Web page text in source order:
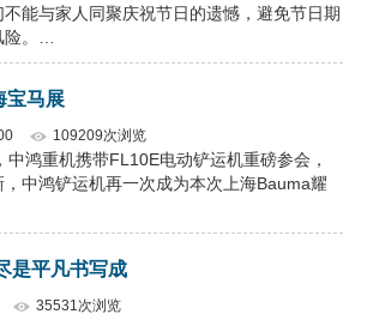
能与家人同聚庆祝节日的遗憾，避免节日期
。…
宝马展
109209次浏览
鸿重机携带FL10E电动铲运机重磅参会，
中鸿铲运机再一次成为本次上海Bauma耀
是平凡书写成
35531次浏览